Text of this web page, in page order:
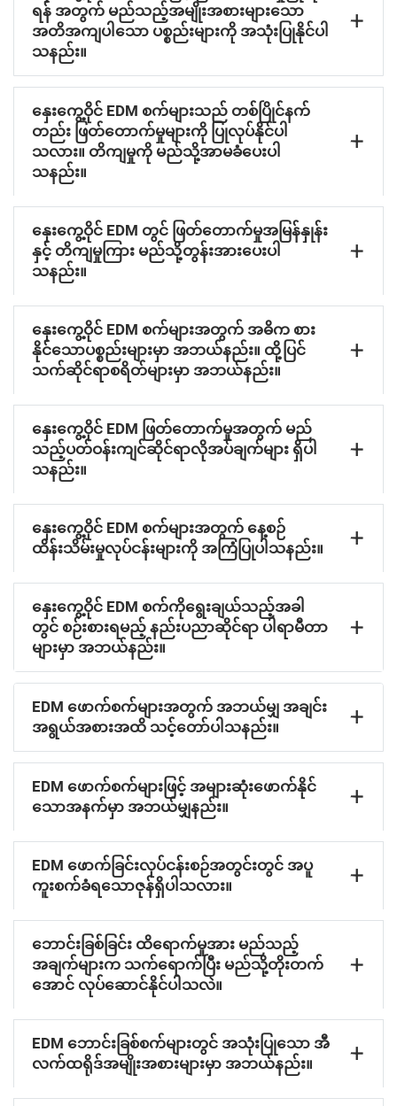
ရန် အတွက် မည်သည့်အမျိုးအစားများသော
အတိအကျပါသော ပစ္စည်းများကို အသုံးပြုနိုင်ပါ
သနည်း။
နှေးကွေ့ဝိုင် EDM စက်များသည် တစ်ပြိုင်နက်
တည်း ဖြတ်တောက်မှုများကို ပြုလုပ်နိုင်ပါ
သလား။ တိကျမှုကို မည်သို့အာမခံပေးပါ
သနည်း။
နှေးကွေ့ဝိုင် EDM တွင် ဖြတ်တောက်မှုအမြန်နှုန်း
နှင့် တိကျမှုကြား မည်သို့တွန်းအားပေးပါ
သနည်း။
နှေးကွေ့ဝိုင် EDM စက်များအတွက် အဓိက စား
နိုင်သောပစ္စည်းများမှာ အဘယ်နည်း။ ထို့ပြင်
သက်ဆိုင်ရာစရိတ်များမှာ အဘယ်နည်း။
နှေးကွေ့ဝိုင် EDM ဖြတ်တောက်မှုအတွက် မည်
သည့်ပတ်ဝန်းကျင်ဆိုင်ရာလိုအပ်ချက်များ ရှိပါ
သနည်း။
နှေးကွေ့ဝိုင် EDM စက်များအတွက် နေ့စဉ်
ထိန်းသိမ်းမှုလုပ်ငန်းများကို အကြံပြုပါသနည်း။
နှေးကွေ့ဝိုင် EDM စက်ကိုရွေးချယ်သည့်အခါ
တွင် စဉ်းစားရမည့် နည်းပညာဆိုင်ရာ ပါရာမီတာ
များမှာ အဘယ်နည်း။
EDM ဖောက်စက်များအတွက် အဘယ်မျှ အချင်း
အရွယ်အစားအထိ သင့်တော်ပါသနည်း။
EDM ဖောက်စက်များဖြင့် အများဆုံးဖောက်နိုင်
သောအနက်မှာ အဘယ်မျှနည်း။
EDM ဖောက်ခြင်းလုပ်ငန်းစဉ်အတွင်းတွင် အပူ
ကူးစက်ခံရသောဇုန်ရှိပါသလား။
ဘောင်းခြစ်ခြင်း ထိရောက်မှုအား မည်သည့်
အချက်များက သက်ရောက်ပြီး မည်သို့တိုးတက်
အောင် လုပ်ဆောင်နိုင်ပါသလဲ။
EDM ဘောင်းခြစ်စက်များတွင် အသုံးပြုသော အီ
လက်ထရိုဒ်အမျိုးအစားများမှာ အဘယ်နည်း။